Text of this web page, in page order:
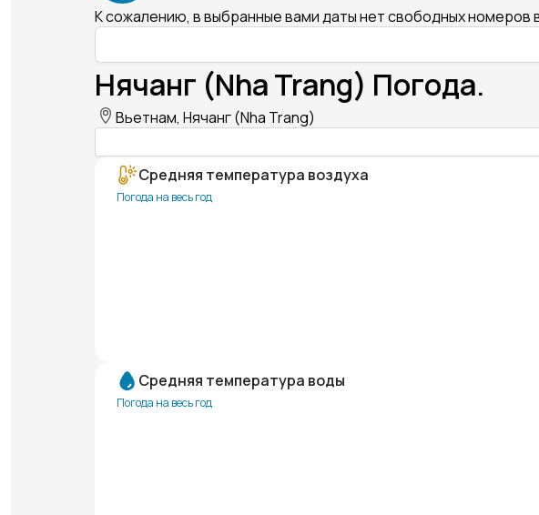
К сожалению, в выбранные вами даты нет свободных номеров
Нячанг (Nha Trang) Погода.
Вьетнам, Нячанг (Nha Trang)
Средняя температура воздуха
Погода на весь год
Средняя температура воды
Погода на весь год